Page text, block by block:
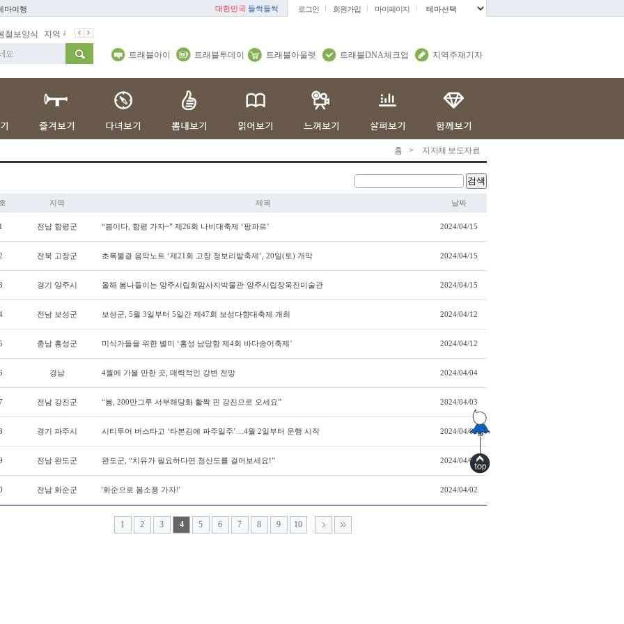
마여행 대한민국 들썩들썩 로그인 회원가입 마이페이지
철보양식 지역 주재기자
트래블아이 트래블투데이 트래블아울렛 트래블DNA체크업 지역주재기자
홈 > 지자체 보도자료
검색
지역 제목 날짜
전남 함평군 “봄이다, 함평 가자~” 제26회 나비대축제 ‘팡파르’ 2024/04/15
전북 고창군 초록물결 음악노트 ‘제21회 고창 청보리밭축제’, 20일(토) 개막 2024/04/15
경기 양주시 올해 봄나들이는 양주시립회암사지박물관·양주시립장욱진미술관 2024/04/15
전남 보성군 보성군, 5월 3일부터 5일간 제47회 보성다향대축제 개최 2024/04/12
충남 홍성군 미식가들을 위한 별미 ‘홍성 남당항 제4회 바다송어축제’ 2024/04/12
경남 4월에 가볼 만한 곳, 매력적인 강변 전망 2024/04/04
전남 강진군 “봄, 200만그루 서부해당화 활짝 핀 강진으로 오세요” 2024/04/03
경기 파주시 시티투어 버스타고 ‘타본김에 파주일주’…4월 2일부터 운행 시작 2024/04/02
전남 완도군 완도군, “치유가 필요하다면 청산도를 걸어보세요!” 2024/04/02
전남 화순군 '화순으로 봄소풍 가자!' 2024/04/02
1 2 3 4 5 6 7 8 9 10